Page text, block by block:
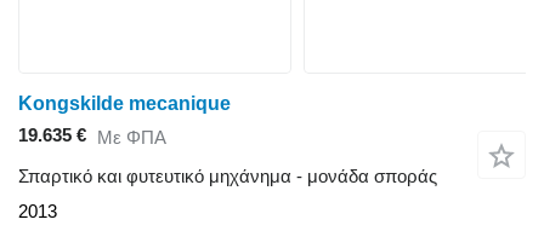
Kongskilde mecanique
19.635 € Με ΦΠΑ
Σπαρτικό και φυτευτικό μηχάνημα - μονάδα σποράς
2013